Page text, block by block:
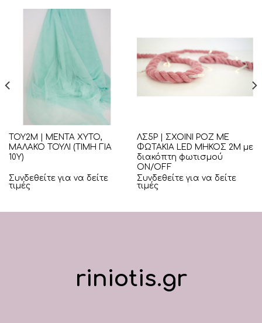
ΤΟΥ2Μ | ΜΕΝΤΑ ΧΥΤΟ,
ΜΑΛΑΚΟ ΤΟΥΛΙ (ΤΙΜΗ ΓΙΑ
10Υ)
Συνδεθείτε για να δείτε
τιμές
ΛΣ5Ρ | ΣΧΟΙΝΙ ΡΟΖ ΜΕ
ΦΩΤΑΚΙΑ LED ΜΗΚΟΣ 2Μ με
διακόπτη φωτισμού
ON/OFF
Συνδεθείτε για να δείτε
τιμές
riniotis.gr